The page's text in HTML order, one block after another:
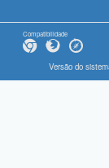
Compatibilidade
Versão do